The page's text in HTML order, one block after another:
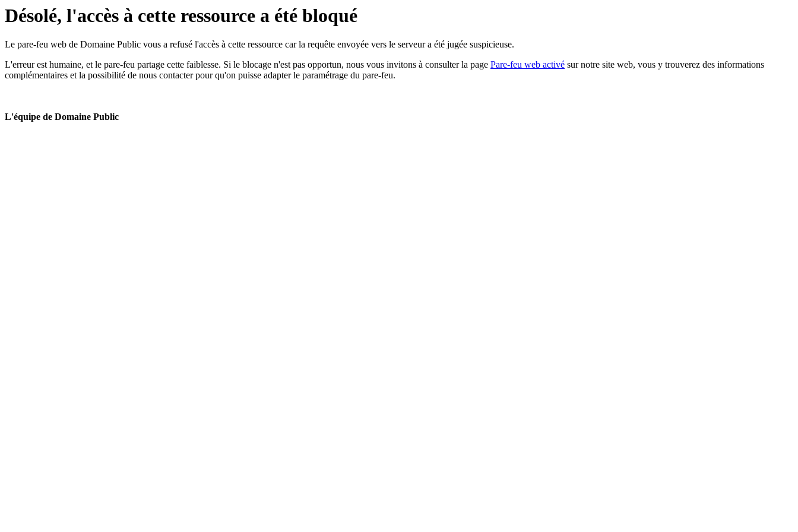
Désolé, l'accès à cette ressource a été bloqué
Le pare-feu web de Domaine Public vous a refusé l'accès à cette ressource car la requête envoyée vers le serveur a été jugée suspicieuse.
L'erreur est humaine, et le pare-feu partage cette faiblesse. Si le blocage n'est pas opportun, nous vous invitons à consulter la page Pare-feu web activé sur notre site web, vous y trouverez des informations
complémentaires et la possibilité de nous contacter pour qu'on puisse adapter le paramétrage du pare-feu.
L'équipe de Domaine Public